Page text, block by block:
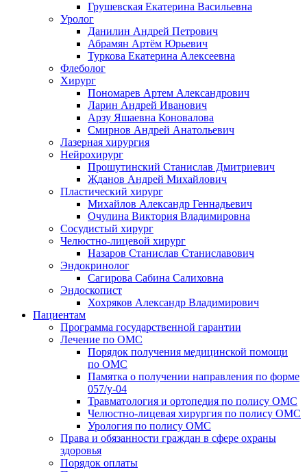
Грушевская Екатерина Васильевна
Уролог
Данилин Андрей Петрович
Абрамян Артём Юрьевич
Туркова Екатерина Алексеевна
Флеболог
Хирург
Пономарев Артем Александрович
Ларин Андрей Иванович
Арзу Яшаевна Коновалова
Смирнов Андрей Анатольевич
Лазерная хирургия
Нейрохирург
Прошутинский Станислав Дмитриевич
Жданов Андрей Михайлович
Пластический хирург
Михайлов Александр Геннадьевич
Очулина Виктория Владимировна
Сосудистый хирург
Челюстно-лицевой хирург
Назаров Станислав Станиславович
Эндокринолог
Сагирова Сабина Салиховна
Эндоскопист
Хохряков Александр Владимирович
Пациентам
Программа государственной гарантии
Лечение по ОМС
Порядок получения медицинской помощи
по ОМС
Памятка о получении направления по форме
057/у-04
Травматология и ортопедия по полису ОМС
Челюстно-лицевая хирургия по полису ОМС
Урология по полису ОМС
Права и обязанности граждан в сфере охраны
здоровья
Порядок оплаты